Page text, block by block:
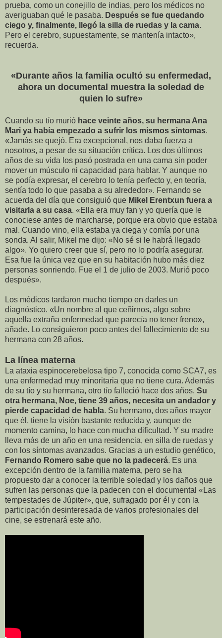
prueba, como un conejillo de indias, pero los médicos no
averiguaban qué le pasaba. Después se fue quedando
ciego y, finalmente, llegó la silla de ruedas y la cama.
Pero el cerebro, supuestamente, se mantenía intacto»,
recuerda.
«Durante años la familia ocultó su enfermedad,
ahora un documental muestra la soledad de
quien lo sufre»
Cuando su tío murió hace veinte años, su hermana Ana
Mari ya había empezado a sufrir los mismos síntomas.
«Jamás se quejó. Era excepcional, nos daba fuerza a
nosotros, a pesar de su situación crítica. Los dos últimos
años de su vida los pasó postrada en una cama sin poder
mover un músculo ni capacidad para hablar. Y aunque no
se podía expresar, el cerebro lo tenía perfecto y, en teoría,
sentía todo lo que pasaba a su alrededor». Fernando se
acuerda del día que consiguió que Mikel Erentxun fuera a
visitarla a su casa. «Ella era muy fan y yo quería que le
conociese antes de marcharse, porque era obvio que estaba
mal. Cuando vino, ella estaba ya ciega y comía por una
sonda. Al salir, Mikel me dijo: «No sé si le habrá llegado
algo». Yo quiero creer que sí, pero no lo podría asegurar.
Esa fue la única vez que en su habitación hubo más diez
personas sonriendo. Fue el 1 de julio de 2003. Murió poco
después».
Los médicos tardaron mucho tiempo en darles un
diagnóstico. «Un nombre al que ceñirnos, algo sobre
aquella extraña enfermedad que parecía no tener freno»,
añade. Lo consiguieron poco antes del fallecimiento de su
hermana con 28 años.
La línea materna
La ataxia espinocerebelosa tipo 7, conocida como SCA7, es
una enfermedad muy minoritaria que no tiene cura. Además
de su tío y su hermana, otro tío falleció hace dos años. Su
otra hermana, Noe, tiene 39 años, necesita un andador y
pierde capacidad de habla. Su hermano, dos años mayor
que él, tiene la visión bastante reducida y, aunque de
momento camina, lo hace con mucha dificultad. Y su madre
lleva más de un año en una residencia, en silla de ruedas y
con los síntomas avanzados. Gracias a un estudio genético,
Fernando Romero sabe que no la padecerá. Es una
excepción dentro de la familia materna, pero se ha
propuesto dar a conocer la terrible soledad y los daños que
sufren las personas que la padecen con el documental «Las
tempestades de Júpiter», que, sufragado por él y con la
participación desinteresada de varios profesionales del
cine, se estrenará este año.